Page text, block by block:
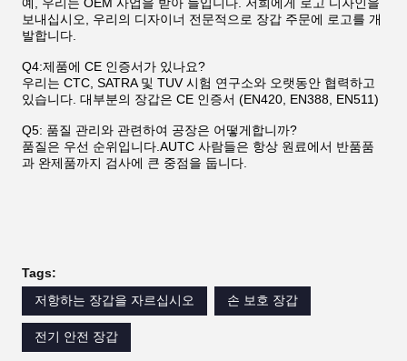
보내십시오, 우리의 디자이너 전문적으로 장갑 주문에 로고를 개
발합니다.
Q4:제품에 CE 인증서가 있나요?
우리는 CTC, SATRA 및 TUV 시험 연구소와 오랫동안 협력하고
있습니다. 대부분의 장갑은 CE 인증서 (EN420, EN388, EN511)
Q5: 품질 관리와 관련하여 공장은 어떻게합니까?
품질은 우선 순위입니다.AUTC 사람들은 항상 원료에서 반품품
과 완제품까지 검사에 큰 중점을 둡니다.
Tags:
저항하는 장갑을 자르십시오
손 보호 장갑
전기 안전 장갑